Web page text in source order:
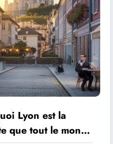
Lyon est la
que tout le monde